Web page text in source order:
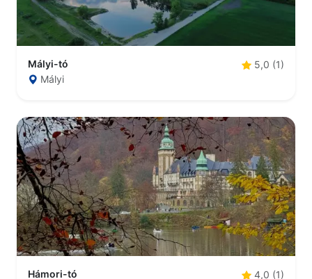
Mályi-tó
5,0 (1)
Mályi
Hámori-tó
4,0 (1)